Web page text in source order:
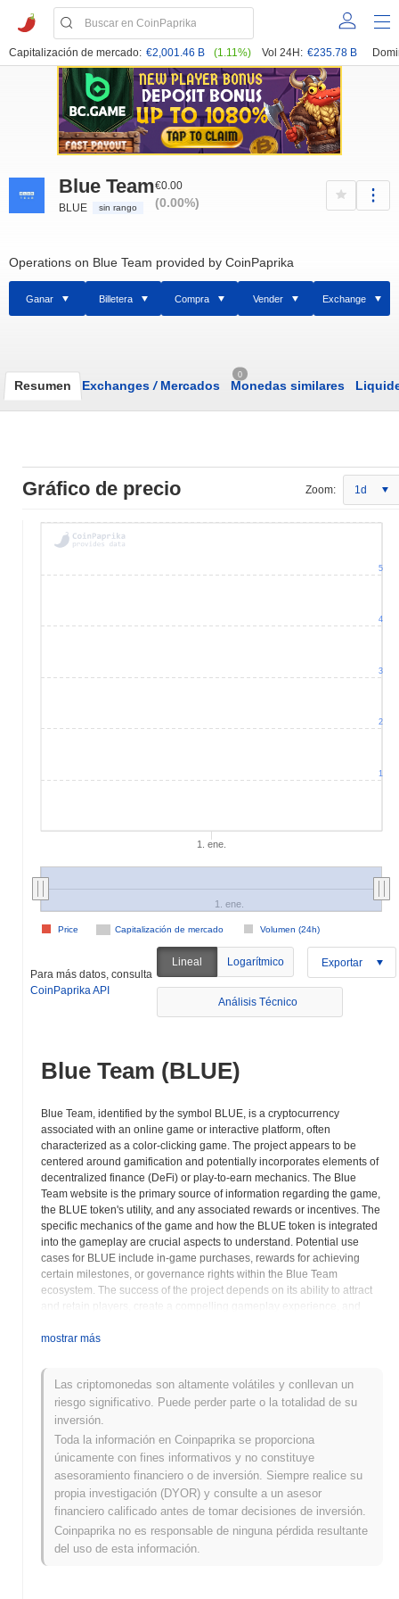
Capitalización de mercado: €2,001.46 B (1.11%) Vol 24H: €235.78 B
Blue Team
BLUE sin rango
€0.00
(0.00%)
Operations on Blue Team provided by CoinPaprika
Ganar Billetera Compra Vender Exchange
Resumen Exchanges /Mercados
0
Monedas similares
Gráfico de precio Zoom: 1d
1. ene.
Capitalización de mercado Volumen (24h)
Price
1. ene.
1
2
3
4
5
Para más datos, consulta
CoinPaprika API
Lineal Logarítmico Exportar
Análisis Técnico
Blue Team (BLUE)
Blue Team, identified by the symbol BLUE, is a cryptocurrency
associated with an online game or interactive platform, often
characterized as a color-clicking game. The project appears to be
centered around gamification and potentially incorporates elements of
decentralized finance (DeFi) or play-to-earn mechanics. The Blue
Team website is the primary source of information regarding the game,
the BLUE token's utility, and any associated rewards or incentives. The
specific mechanics of the game and how the BLUE token is integrated
into the gameplay are crucial aspects to understand. Potential use
cases for BLUE include in-game purchases, rewards for achieving
certain milestones, or governance rights within the Blue Team
ecosystem. The success of the project depends on its ability to attract
and retain players, create a compelling gameplay experience, and
influencing the price and adoption of BLUE can include the popularity
sentiment towards play-to-earn cryptocurrencies. Investors should
carefully evaluate the game's design, the tokenomics of BLUE, and the
long-term viability of the project's business model. As with any
cryptocurrency associated with a game, there are risks associated with
the project's dependence on a single application. Diversification of use
cases or integration with other platforms could mitigate these risks.
Transparency and active communication from the development team
are essential for building trust and fostering a strong community. The
Blue Team project's ability to innovate and adapt to the evolving
landscape of blockchain gaming will ultimately determine its long-term
success or failure. Prospective investors should also consider the
security measures in place to protect user accounts and prevent fraud
within the game and the associated cryptocurrency ecosystem.
mostrar más
Las criptomonedas son altamente volátiles y conllevan un
riesgo significativo. Puede perder parte o la totalidad de su
inversión.
Toda la información en Coinpaprika se proporciona
únicamente con fines informativos y no constituye
asesoramiento financiero o de inversión. Siempre realice su
propia investigación (DYOR) y consulte a un asesor
financiero calificado antes de tomar decisiones de inversión.
Coinpaprika no es responsable de ninguna pérdida resultante
del uso de esta información.